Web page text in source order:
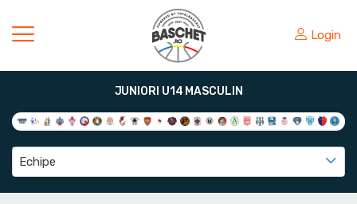
Login
JUNIORI U14 MASCULIN
Echipe